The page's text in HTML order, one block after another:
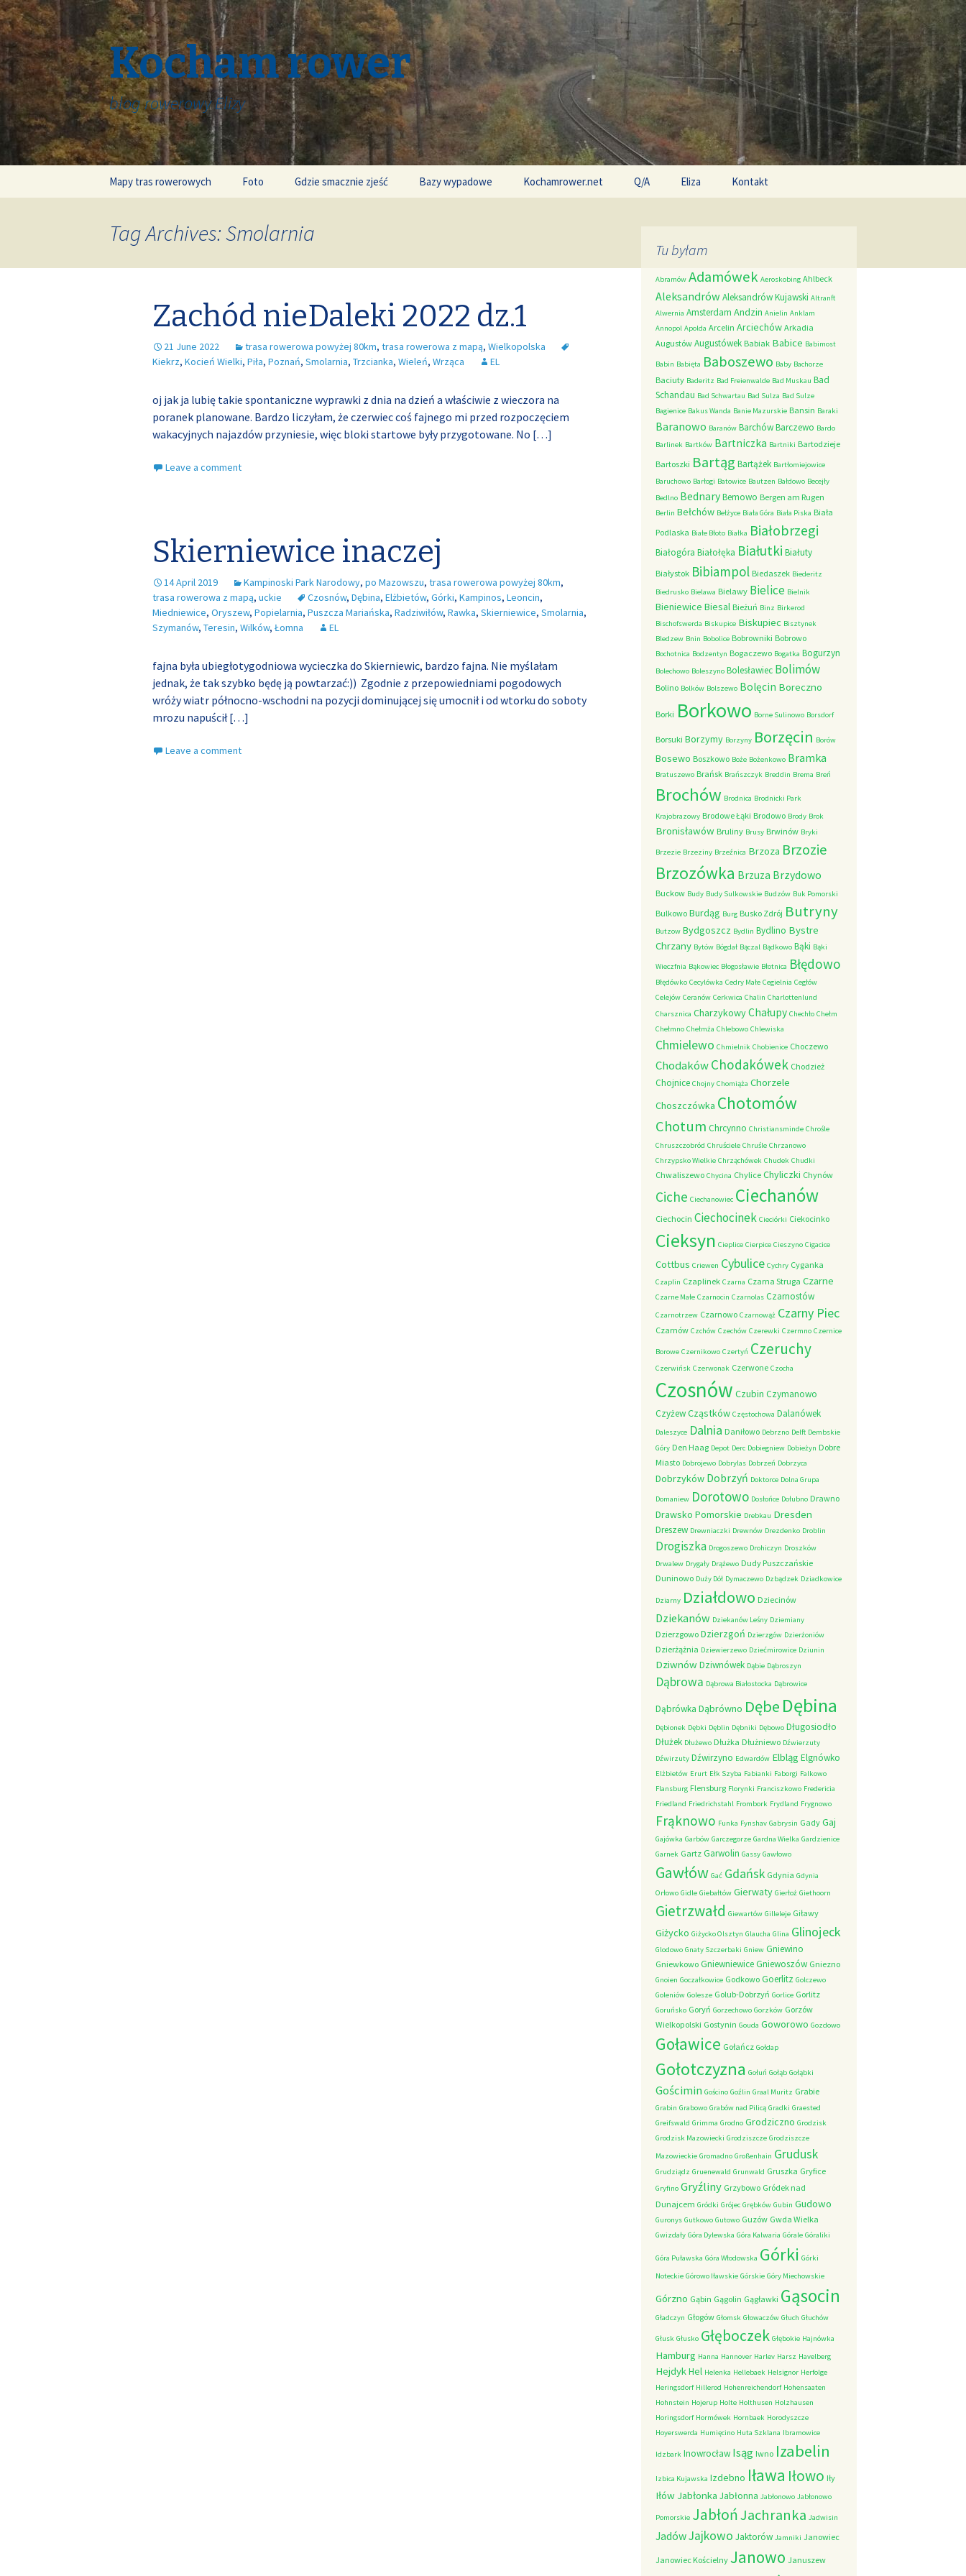
Kocham rower
blog rowerowy Elizy
Mapy tras rowerowych Foto Gdzie smacznie zjeść Bazy wypadowe Kochamrower.net Q/A Eliza Kontakt
Tag Archives: Smolarnia
Zachód nieDaleki 2022 dz.1
21 June 2022 trasa rowerowa powyżej 80km, trasa rowerowa z mapą, Wielkopolska
Kiekrz, Kocień Wielki, Piła, Poznań, Smolarnia, Trzcianka, Wieleń, Wrząca EL
oj jak ja lubię takie spontaniczne wyprawki z dnia na dzień a właściwie z wieczora na
poranek planowane. Bardzo liczyłam, że czerwiec coś fajnego mi przed rozpoczęciem
wakacyjnych najazdów przyniesie, więc bloki startowe były przygotowane. No […]
Leave a comment
Skierniewice inaczej
14 April 2019 Kampinoski Park Narodowy, po Mazowszu, trasa rowerowa powyżej 80km,
trasa rowerowa z mapą, uckie Czosnów, Dębina, Elżbietów, Górki, Kampinos, Leoncin,
Miedniewice, Oryszew, Popielarnia, Puszcza Mariańska, Radziwiłów, Rawka, Skierniewice, Smolarnia,
Szymanów, Teresin, Wilków, Łomna EL
fajna była ubiegłotygodniowa wycieczka do Skierniewic, bardzo fajna. Nie myślałam
jednak, że tak szybko będę ją powtarzać:)) Zgodnie z przepowiedniami pogodowych
wróży wiatr północno-wschodni na pozycji dominującej się umocnił i od wtorku do soboty
mrozu napuścił[…]
Leave a comment
Tu byłam
Abramów Adamówek Aeroskobing Ahlbeck
AleksandrówAleksandrów Kujawski Altranft
Alwernia Amsterdam Andzin Anielin Anklam
Annopol Apolda Arcelin Arciechów Arkadia
Augustów Augustówek Babiak Babice Babimost
Babin Babięta Baboszewo Baby Bachorze
Baciuty Baderitz Bad Freienwalde Bad Muskau Bad
Schandau Bad Schwartau Bad Sulza Bad Sulze
Bagienice Bakus Wanda Banie Mazurskie Bansin Baraki
Baranowo Baranów BarchówBarczewo Bardo
Barlinek Bartków Bartniczka Bartniki Bartodzieje
Bartoszki Bartąg Bartążek Bartłomiejowice
Baruchowo Barłogi Batowice Bautzen Bałdowo Becejły
Bedlno BednaryBemowo Bergen am Rugen
Berlin Bełchów Bełżyce Biała Góra Biała Piska Biała
Podlaska Białe Błoto Białka Białobrzegi
Białogóra Białołęka Białutki Białuty
Białystok Bibiampol Biedaszek Biederitz
Biedrusko Bielawa Bielawy Bielice Bielnik
Bieniewice Biesal Bieżuń Binz Birkerod
Bischofswerda Biskupice Biskupiec Bisztynek
Bledzew Bnin Bobolice Bobrowniki Bobrowo
Bochotnica Bodzentyn Bogaczewo Bogatka Bogurzyn
Bolechowo Boleszyno Bolesławiec Bolimów
Bolino Bolków Bolszewo Bolęcin Boreczno
Borki Borkowo Borne Sulinowo Borsdorf
Borsuki Borzymy Borzyny Borzęcin Borów
Bosewo Boszkowo Boże Bożenkowo Bramka
Bratuszewo Brańsk Brańszczyk Breddin Brema Breń
Brochów Brodnica Brodnicki Park
Krajobrazowy Brodowe Łąki Brodowo Brody Brok
Bronisławów Bruliny Brusy Brwinów Bryki
Brzezie Brzeziny Brzeźnica Brzoza Brzozie
Brzozówka Brzuza Brzydowo
Buckow Budy Budy Sulkowskie Budzów Buk Pomorski
Bulkowo Burdąg Burg Busko Zdrój Butryny
Butzow Bydgoszcz Bydlin Bydlino Bystre
Chrzany Bytów Bógdał Bączal Bądkowo Bąki Bąki
Wieczfnia Bąkowiec Błogosławie Błotnica Błędowo
Błędówko Cecylówka Cedry Małe Cegielnia Cegłów
Celejów Ceranów Cerkwica Chalin Charlottenlund
Charsznica CharzykowyChałupy Chechło Chełm
Chełmno Chełmża Chlebowo Chlewiska
Chmielewo Chmielnik Chobienice Choczewo
ChodakówChodakówek Chodzież
Chojnice Chojny Chomiąża Chorzele
Choszczówka Chotomów
Chotum Chrcynno Christiansminde Chrośle
Chruszczobród Chruściele Chruśle Chrzanowo
Chrzypsko Wielkie Chrząchówek Chudek Chudki
Chwaliszewo Chycina Chylice Chyliczki Chynów
Ciche Ciechanowiec Ciechanów
Ciechocin Ciechocinek Cieciórki Ciekocinko
Cieksyn Cieplice Cierpice Cieszyno Cigacice
Cottbus Criewen Cybulice Cychry Cyganka
Czaplin Czaplinek Czarna Czarna Struga Czarne
Czarne Małe Czarnocin Czarnolas Czarnostów
Czarnotrzew Czarnowo Czarnowąż Czarny Piec
Czarnów Czchów Czechów Czerewki Czermno Czernice
Borowe Czernikowo Czertyń Czeruchy
Czerwińsk Czerwonak Czerwone Czocha
Czosnów Czubin Czymanowo
CzyżewCząstków Częstochowa Dalanówek
Daleszyce Dalnia Daniłowo Debrzno Delft Dembskie
Góry Den Haag Depot Derc Dobiegniew Dobieżyn Dobre
Miasto Dobrojewo Dobrylas Dobrzeń Dobrzyca
Dobrzyków Dobrzyń Doktorce Dolna Grupa
Domaniew Dorotowo Dosłońce Dołubno Drawno
Drawsko Pomorskie Drebkau Dresden
Dreszew Drewniaczki Drewnów Drezdenko Droblin
Drogiszka Drogoszewo Drohiczyn Droszków
Drwalew Drygały Drążewo Dudy Puszczańskie
Duninowo Duży Dół Dymaczewo Dzbądzek Dziadkowice
Dziarny Działdowo Dziecinów
Dziekanów Dziekanów Leśny Dziemiany
Dzierzgowo Dzierzgoń Dzierzgów Dzierżoniów
Dzierżążnia Dziewierzewo Dziećmirowice Dziunin
DziwnówDziwnówek Dąbie Dąbroszyn
Dąbrowa Dąbrowa Białostocka Dąbrowice
Dąbrówka Dąbrówno Dębe Dębina
Dębionek Dębki Dęblin Dębniki Dębowo Długosiodło
Dłużek Dłużewo Dłużka Dłużniewo Dźwierzuty
Dźwirzuty Dźwirzyno Edwardów Elbląg Elgnówko
Elżbietów Erurt Ełk Szyba Fabianki Faborgi Falkowo
Flansburg Flensburg Florynki Franciszkowo Fredericia
Friedland Friedrichstahl Frombork Frydland Frygnowo
Frąknowo Funka Fynshav Gabrysin Gady Gaj
Gajówka Garbów Garczegorze Gardna Wielka Gardzienice
Garnek Gartz Garwolin Gassy Gawłowo
Gawłów Gać Gdańsk Gdynia Gdynia
Orłowo Gidle Giebałtów Gierwaty Gierłoż Giethoorn
Gietrzwałd Giewartów Gilleleje Giławy
Giżycko Giżycko Olsztyn Glaucha Glina Glinojeck
Glodowo Gnaty Szczerbaki Gniew Gniewino
Gniewkowo GniewniewiceGniewoszów Gniezno
Gnoien Goczałkowice Godkowo Goerlitz Golczewo
Goleniów Golesze Golub-Dobrzyń Gorlice Gorlitz
Goruńsko Goryń Gorzechowo Gorzków Gorzów
Wielkopolski Gostynin Gouda Goworowo Gozdowo
Goławice Gołańcz Gołdap
Gołotczyzna Gołuń Gołąb Gołąbki
Gościmin Gościno Goźlin Graal Muritz Grabie
Grabin Grabowo Grabów nad Pilicą Gradki Graested
Greifswald Grimma Grodno Grodziczno Grodzisk
Grodzisk Mazowiecki Grodziszcze Grodziszcze
Mazowieckie Gromadno Großenhain Grudusk
Grudziądz Gruenewald Grunwald Gruszka Gryfice
Gryfino Gryźliny Grzybowo Gródek nad
Dunajcem Gródki Grójec Grębków Gubin Gudowo
Guronys Gutkowo Gutowo Guzów Gwda Wielka
Gwizdały Góra Dylewska Góra Kalwaria Górale Góraliki
Góra Puławska Góra Włodowska Górki Górki
Noteckie Górowo Iławskie Górskie Góry Miechowskie
Górzno Gąbin Gągolin Gągławki Gąsocin
Gładczyn Głogów Głomsk Głowaczów Głuch Głuchów
Głusk Głusko Głęboczek Głębokie Hajnówka
Hamburg Hanna Hannover Harlev Harsz Havelberg
HejdykHel Helenka Hellebaek Helsignor Herfolge
Heringsdorf Hillerod Hohenreichendorf Hohensaaten
Hohnstein Hojerup Holte Holthusen Holzhausen
Horingsdorf Hormówek Hornbaek Horodyszcze
Hoyerswerda Humięcino Huta Szklana Ibramowice
Idzbark Inowrocław Isąg Iwno Izabelin
Izbica Kujawska Izdebno Iława Iłowo Iły
Iłów Jabłonka Jabłonna Jabłonowo Jabłonowo
Pomorskie JabłońJachranka Jadwisin
JadówJajkowo Jaktorów Jamniki Janowiec
Janowiec Kościelny Janowo Januszew